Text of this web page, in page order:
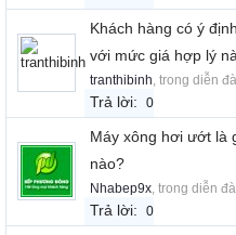
Khách hàng có ý
với mức giá hợp lý
tranthibinh, trong diễn
Trả lời: 0
Máy xông hơi ướt là
nào?
Nhabep9x, trong diễn
Trả lời: 0